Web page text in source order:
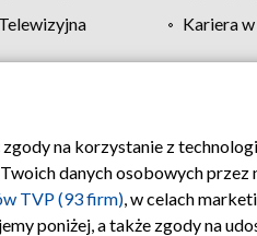
Kariera
Polityka prywatności
na korzystanie z
danych osobowych przez
TVP (93 firm), w celach
poniżej, a także zgody na